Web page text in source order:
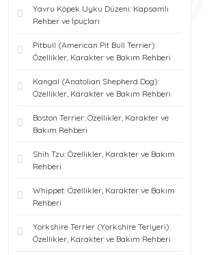
Yavru Köpek Uyku Düzeni: Kapsamlı
Rehber ve İpuçları
Pitbull (American Pit Bull Terrier):
Özellikler, Karakter ve Bakım Rehberi
Kangal (Anatolian Shepherd Dog):
Özellikler, Karakter ve Bakım Rehberi
Boston Terrier: Özellikler, Karakter ve
Bakım Rehberi
Shih Tzu: Özellikler, Karakter ve Bakım
Rehberi
Whippet: Özellikler, Karakter ve Bakım
Rehberi
Yorkshire Terrier (Yorkshire Teriyeri):
Özellikler, Karakter ve Bakım Rehberi